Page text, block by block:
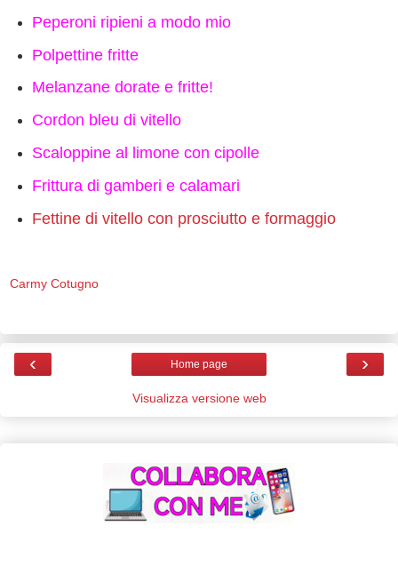
Peperoni ripieni a modo mio
Polpettine fritte
Melanzane dorate e fritte!
Cordon bleu di vitello
Scaloppine al limone con cipolle
Frittura di gamberi e calamari
Fettine di vitello con prosciutto e formaggio
Carmy Cotugno
‹ ›
Home page
Visualizza versione web